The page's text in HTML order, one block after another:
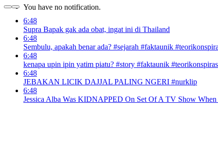
You have no notification.
6:48
Supra Bapak gak ada obat, ingat ini di Thailand
6:48
Sembulu, apakah benar ada? #sejarah #faktaunik
6:48
kenapa upin ipin yatim piatu? #story #faktaunik
6:48
JEBAKAN LICIK DAJJAL PALING NGERI #nurklip
6:48
Jessica Alba Was KIDNAPPED On Set Of A TV Show When